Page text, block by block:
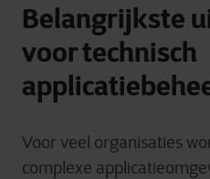
Belangrijkste
voor technisch
Voor veel organisaties
complexe